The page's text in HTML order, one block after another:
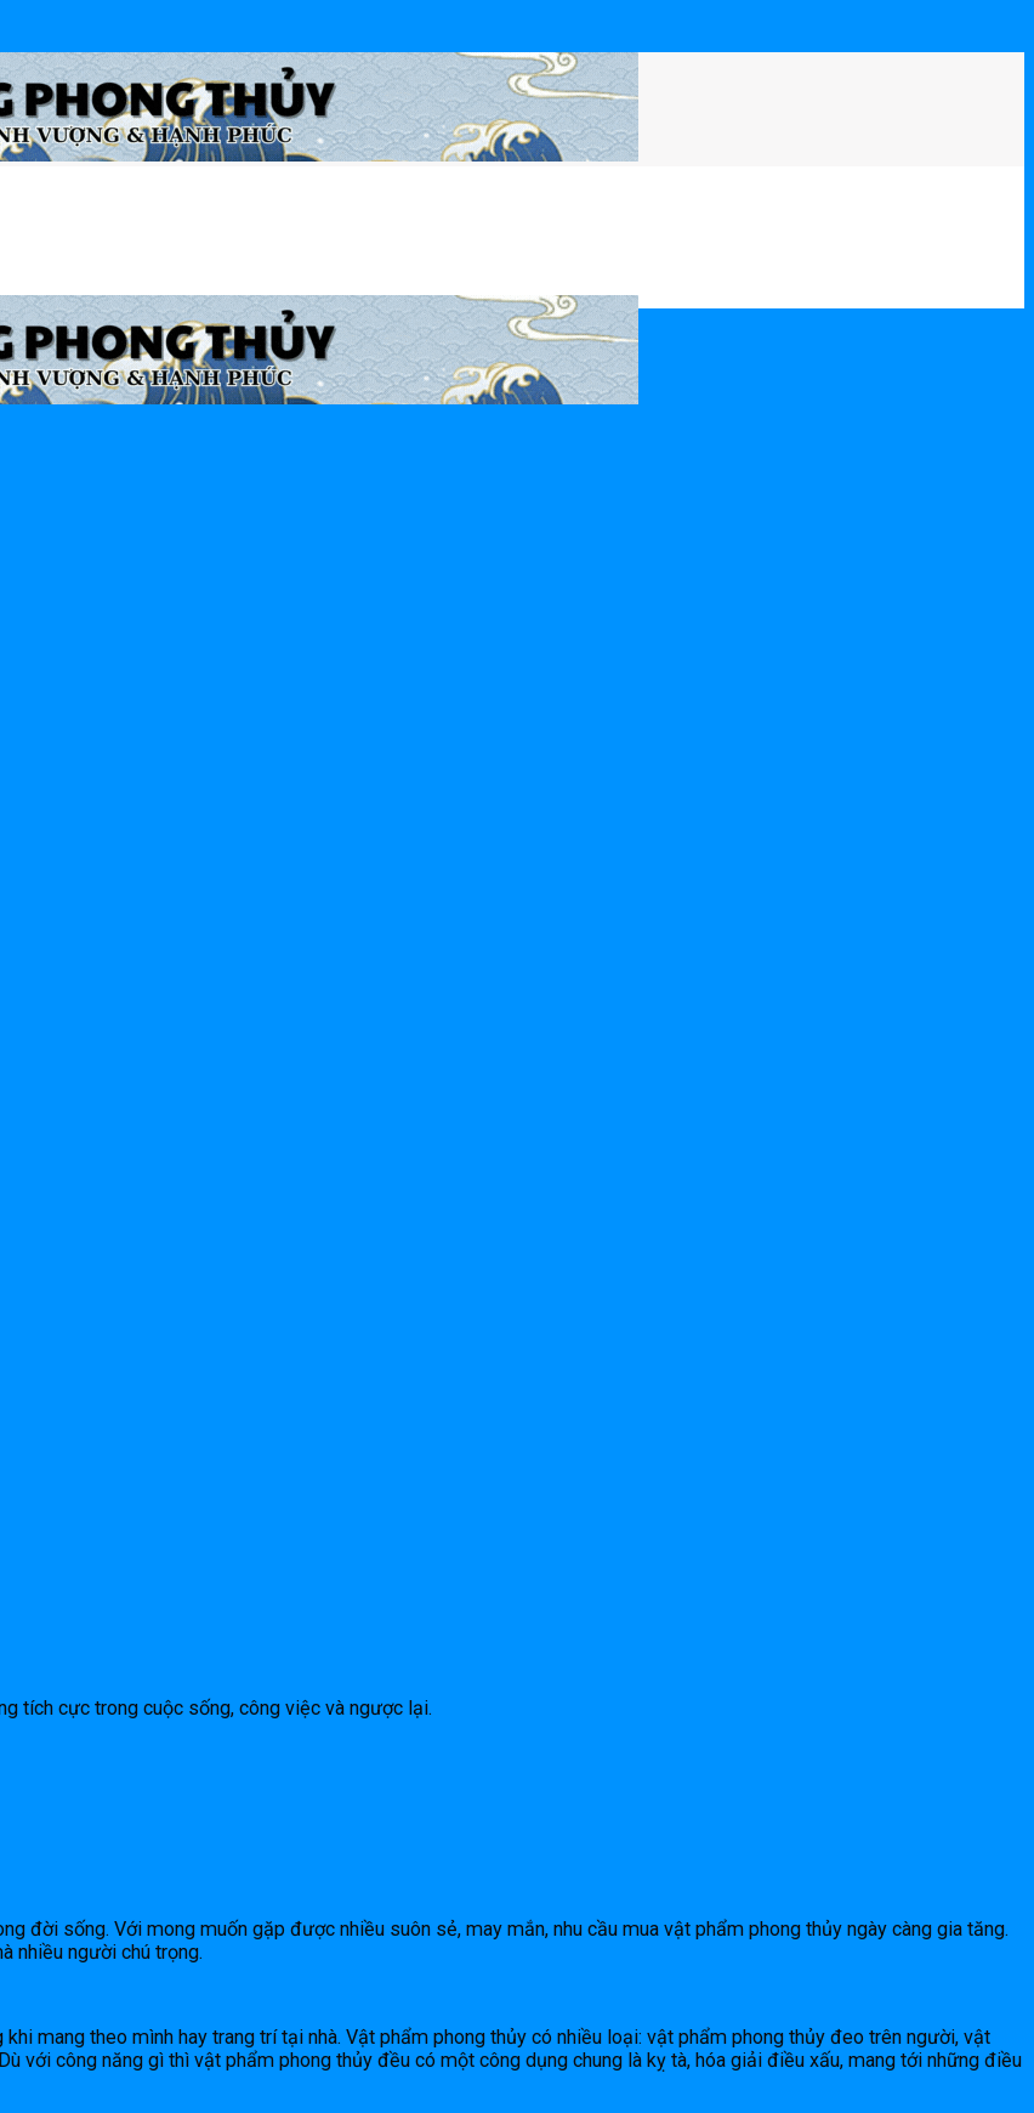
tích cực trong cuộc sống, công việc và ngược lại.
đời sống. Với mong muốn gặp được nhiều suôn sẻ, may mắn, nhu cầu mua vật phẩm phong thủy ngày càng gia tăng.
nhiều người chú trọng.
mang theo mình hay trang trí tại nhà. Vật phẩm phong thủy có nhiều loại: vật phẩm phong thủy đeo trên người, vật
với công năng gì thì vật phẩm phong thủy đều có một công dụng chung là kỵ tà, hóa giải điều xấu, mang tới những điều